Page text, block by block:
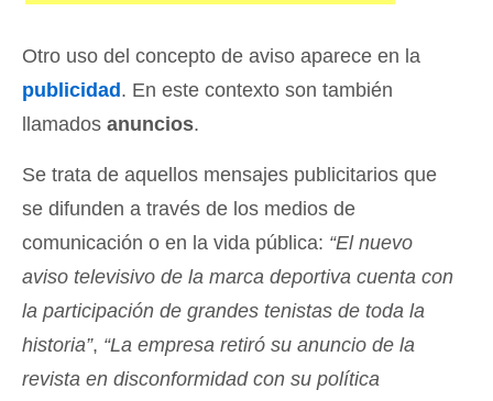
Otro uso del concepto de aviso aparece en la
publicidad . En este contexto son también
llamados anuncios.
Se trata de aquellos mensajes publicitarios que
se difunden a través de los medios de
comunicación o en la vida pública: “El nuevo
aviso televisivo de la marca deportiva cuenta con
la participación de grandes tenistas de toda la
historia”, “La empresa retiró su anuncio de la
revista en disconformidad con su política